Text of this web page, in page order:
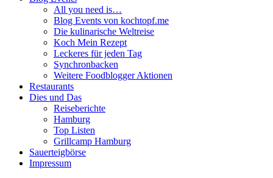
All you need is…
Blog Events von kochtopf.me
Die kulinarische Weltreise
Koch Mein Rezept
Leckeres für jeden Tag
Synchronbacken
Weitere Foodblogger Aktionen
Restaurants
Dies und Das
Reiseberichte
Hamburg
Top Listen
Grillcamp Hamburg
Sauerteigbörse
Impressum